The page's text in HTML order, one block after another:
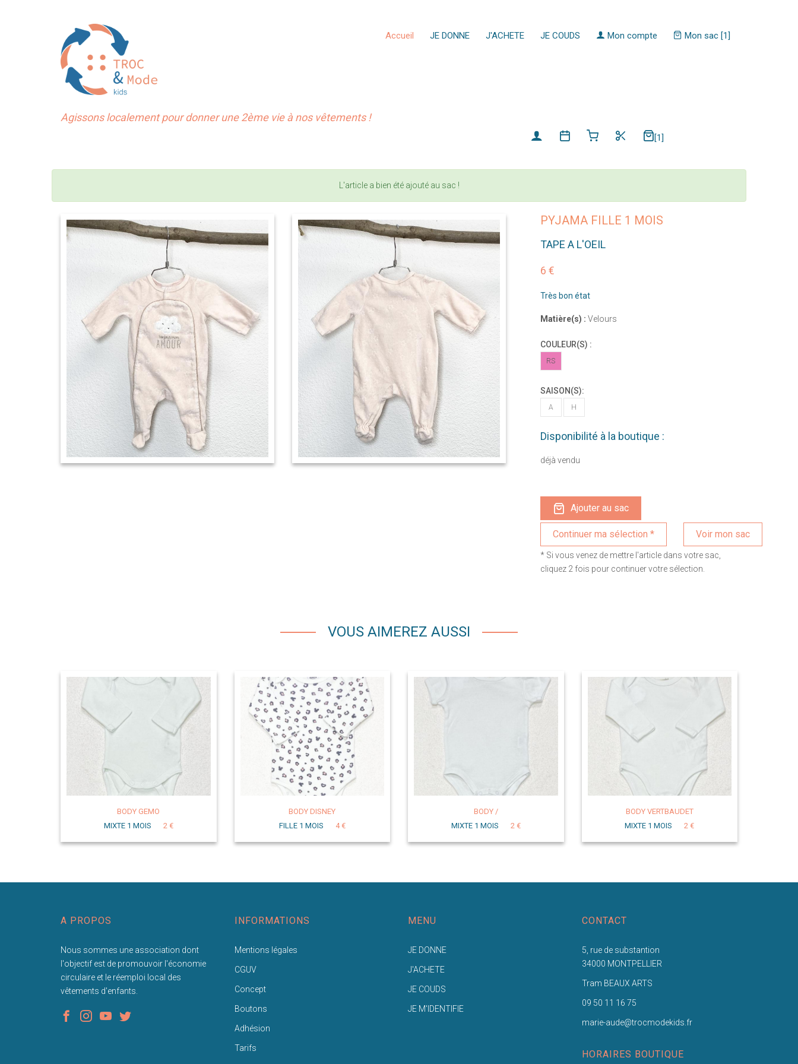
Accueil JE DONNE J'ACHETE JE COUDS Mon compte Mon sac [1]
Agissons localement pour donner une 2ème vie à nos vêtements !
[1]
L'article a bien été ajouté au sac !
PYJAMA FILLE 1 MOIS
TAPE A L'OEIL
6 €
Très bon état
Matière(s) : Velours
COULEUR(S) :
RS
SAISON(S):
A H
Disponibilité à la boutique :
déjà vendu
Ajouter au sac
Voir mon sac
* Si vous venez de mettre l'article dans votre sac,
cliquez 2 fois pour continuer votre sélection.
VOUS AIMEREZ AUSSI
BODY GEMO
MIXTE 1 MOIS
2 €
BODY DISNEY
FILLE 1 MOIS
4 €
BODY /
MIXTE 1 MOIS
2 €
BODY VERTBAUDET
MIXTE 1 MOIS
2 €
A PROPOS
Nous sommes une association dont
l'objectif est de promouvoir l'économie
circulaire et le réemploi local des
vêtements d'enfants.
INFORMATIONS
Mentions légales
CGUV
Concept
Boutons
Adhésion
Tarifs
MENU
JE DONNE
J'ACHETE
JE COUDS
JE M'IDENTIFIE
CONTACT
5, rue de substantion
34000 MONTPELLIER
Tram BEAUX ARTS
09 50 11 16 75
marie-aude@trocmodekids.fr
HORAIRES BOUTIQUE